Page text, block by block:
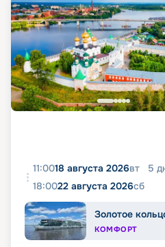
11:0018 августа 2026вт 5
18:0022 августа 2026сб
Золотое
КОМФОРТ